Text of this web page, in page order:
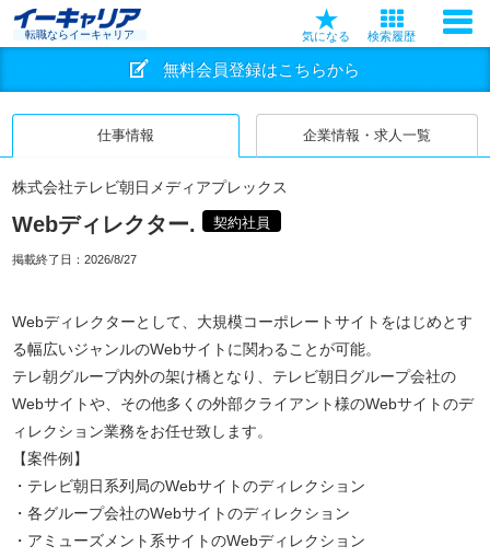
転職ならイーキャリア 気になる 検索履歴
無料会員登録はこちらから
仕事情報 企業情報・求人一覧
株式会社テレビ朝日メディアプレックス
Webディレクター. 契約社員
掲載終了日： 2026/8/27
Webディレクターとして、大規模コーポレートサイトをはじめとす
る幅広いジャンルのWebサイトに関わることが可能。
テレ朝グループ内外の架け橋となり、テレビ朝日グループ会社の
Webサイトや、その他多くの外部クライアント様のWebサイトのデ
ィレクション業務をお任せ致します。
【案件例】
・テレビ朝日系列局のWebサイトのディレクション
・各グループ会社のWebサイトのディレクション
・アミューズメント系サイトのWebディレクション